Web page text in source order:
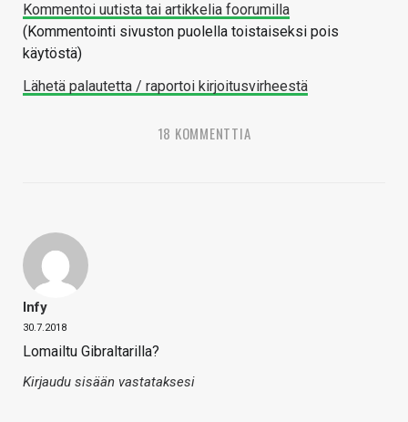
Kommentoi uutista tai artikkelia foorumilla
(Kommentointi sivuston puolella toistaiseksi pois
käytöstä)
Lähetä palautetta / raportoi kirjoitusvirheestä
18 KOMMENTTIA
Infy
30.7.2018
Lomailtu Gibraltarilla?
Kirjaudu sisään vastataksesi